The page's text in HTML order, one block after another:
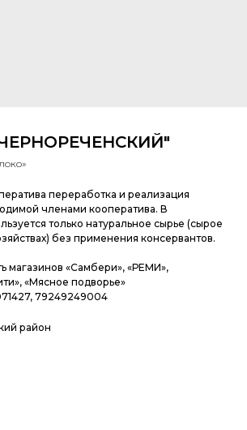
переработка и реализация
членами кооператива. В
только натуральное сырье (сырое
без применения консервантов.
магазинов «Самбери», «РЕМИ»,
«Мясное подворье»
79249249004
район